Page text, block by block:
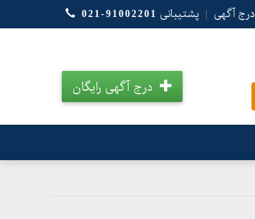
درج آگهی | پشتیبانی 021-91002201
درج آگهی رایگان